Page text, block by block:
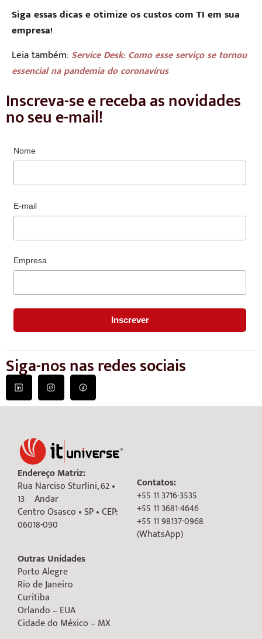
Siga essas dicas e otimize os custos com TI em sua
empresa!
Leia também: Service Desk: Como esse serviço se tornou
essencial na pandemia do coronavírus
Inscreva-se e receba as novidades
no seu e-mail!
Nome
E-mail
Empresa
Siga-nos nas redes sociais
Endereço Matriz:
Rua Narciso Sturlini, 62 •
13º Andar
Centro Osasco • SP • CEP:
06018-090
Outras Unidades
Porto Alegre
Rio de Janeiro
Curitiba
Orlando – EUA
Cidade do México – MX
Contatos:
+55 11 3716-3535
+55 11 3681-4646
+55 11 98137-0968
(WhatsApp)